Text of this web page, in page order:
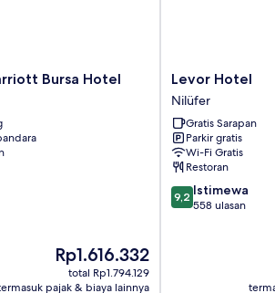
Bursa Hotel
Harga
sekarang
Rp1.616.332
Rp1.616.332
total Rp1.794.129
pajak & biaya lainnya
Levor
Hotel
Nilüfer
Levor Hotel
Nilüfer
Gratis Sarapan
Parkir gratis
Wi-Fi Gratis
Restoran
9.2
dari
9,2 Istimewa
558 ulasan